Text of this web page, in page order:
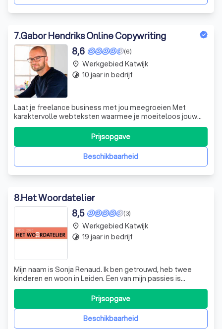
7.Gabor Hendriks Online Copywriting
(6)
8,6
Laat je freelance business met jou meegroeien Met
karaktervolle webteksten waarmee je moeiteloos jouw
favoriete klanten aantrekt Leuke klanten die op jou
afkomen Je wilt een website die klanten aantrekt. Léuke
klanten die je energie geven. Die voor jou in de rij staan,
omdat jij precies bent wat zBeschikbaarheid
Prijsopgave
place Werkgebied Katwijk
timelapse 10 jaar in bedrijf
8.Het Woordatelier
(3)
8,5
Mijn naam is Sonja Renaud. Ik ben getrouwd, heb twee
kinderen en woon in Leiden. Een van mijn passies is
geschiedenis. Daarom koos ik voor de studie
Geschiedenis aan de Universiteit Leiden en deze heb ik
ook afgerond. Daarna heb ik eerst een aantal jaren bij de
bekende Leidse boekhandel Kooyker gewe
Beschikbaarheid
Prijsopgave
place Werkgebied Katwijk
timelapse 19 jaar in bedrijf